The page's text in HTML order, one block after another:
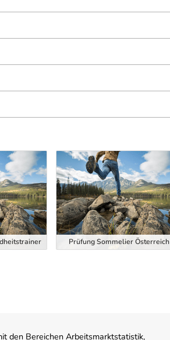
Prüfung Sommelier Österreich
den Bereichen Arbeitsmarktstatistik,